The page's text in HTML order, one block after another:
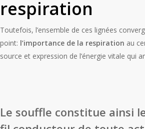
respiration
Toutefois, l’ensemble de ces lignées
point: l’importance de la respiration au
source et expression de l’énergie vitale qui
Le souffle constitue ainsi